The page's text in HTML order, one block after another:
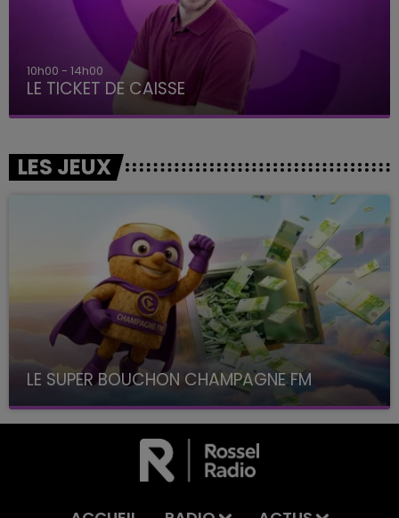
10h00 - 14h00
LE TICKET DE CAISSE
LES JEUX
LE SUPER BOUCHON CHAMPAGNE FM
avec La Famille Champagne FM, à 8H10